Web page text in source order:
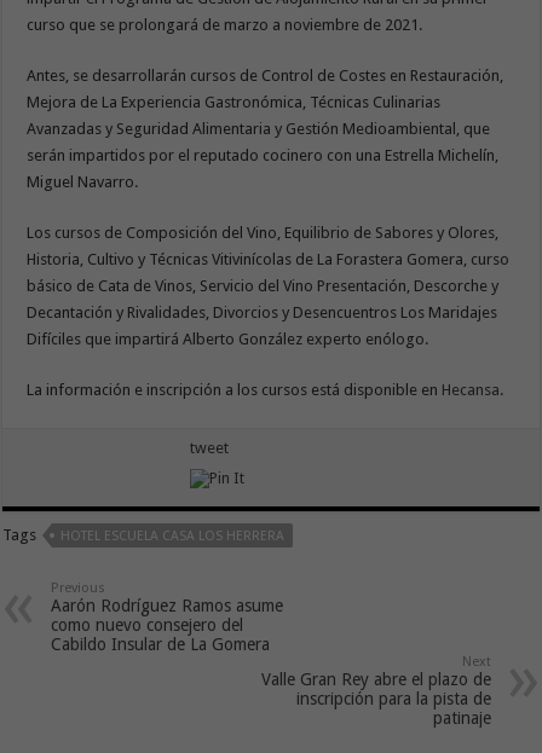
curso que se prolongará de marzo a noviembre de 2021.
Antes, se desarrollarán cursos de Control de Costes en Restauración,
Mejora de La Experiencia Gastronómica, Técnicas Culinarias
Avanzadas y Seguridad Alimentaria y Gestión Medioambiental, que
serán impartidos por el reputado cocinero con una Estrella Michelín,
Miguel Navarro.
Los cursos de Composición del Vino, Equilibrio de Sabores y Olores,
Historia, Cultivo y Técnicas Vitivinícolas de La Forastera Gomera, curso
básico de Cata de Vinos, Servicio del Vino Presentación, Descorche y
Decantación y Rivalidades, Divorcios y Desencuentros Los Maridajes
Difíciles que impartirá Alberto González experto enólogo.
La información e inscripción a los cursos está disponible en Hecansa.
tweet
Tags HOTEL ESCUELA CASA LOS HERRERA
Previous
Aarón Rodríguez Ramos asume
como nuevo consejero del
Cabildo Insular de La Gomera
Next
Valle Gran Rey abre el plazo de
inscripción para la pista de
patinaje